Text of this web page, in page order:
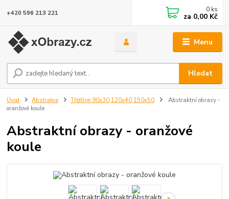
Menu
Hledat
+420 596 213 221 0 ks
za 0,00 Kč
Úvod Abstrakce Třídílné 90x30,120x40,150x50
Abstraktní obrazy -
oranžové koule
Abstraktní obrazy - oranžové
koule